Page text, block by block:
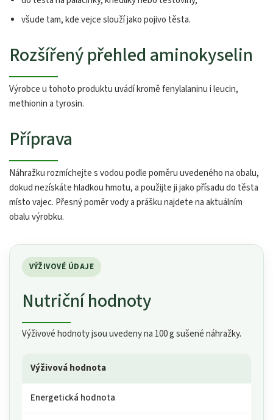
všude tam, kde vejce slouží jako pojivo těsta.
Rozšířený přehled aminokyselin
Výrobce u tohoto produktu uvádí kromě fenylalaninu i leucin,
methionin a tyrosin.
Příprava
Náhražku rozmíchejte s vodou podle poměru uvedeného na obalu,
dokud nezískáte hladkou hmotu, a použijte ji jako přísadu do těsta
místo vajec. Přesný poměr vody a prášku najdete na aktuálním
obalu výrobku.
VÝŽIVOVÉ ÚDAJE
Nutriční hodnoty
Výživové hodnoty jsou uvedeny na 100 g sušené náhražky.
Výživová hodnota
Energetická hodnota